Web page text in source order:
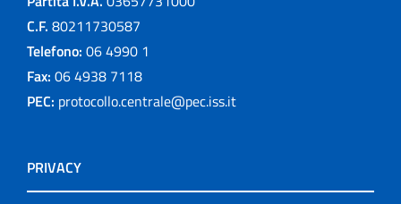
C.F. 80211730587
Telefono: 06 4990 1
Fax: 06 4938 7118
PEC: protocollo.centrale@pec.iss.it
PRIVACY